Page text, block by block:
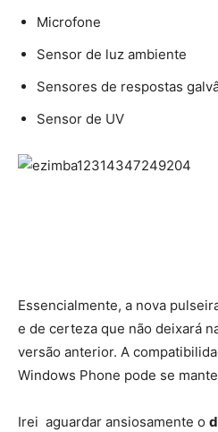
Microfone
Sensor de luz ambiente
Sensores de respostas
Sensor de UV
Essencialmente, a nova
e de certeza que não deixará
versão anterior. A
Windows Phone pode se
Irei aguardar ansiosamente o